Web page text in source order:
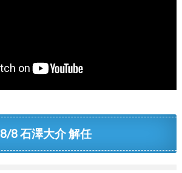
8/8 石澤大介 解任